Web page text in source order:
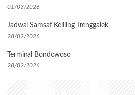
01/03/2026
Jadwal Samsat Keliling Trenggalek
28/02/2026
Terminal Bondowoso
28/02/2026
Popular Categories